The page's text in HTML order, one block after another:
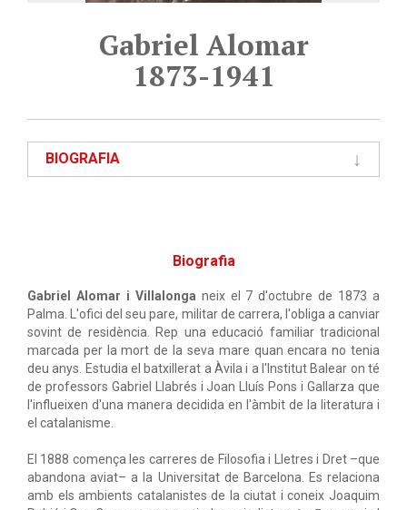
Gabriel Alomar
1873-1941
BIOGRAFIA
Biografia
Gabriel Alomar i Villalonga neix el 7 d'octubre de 1873 a
Palma. L'ofici del seu pare, militar de carrera, l'obliga a canviar
sovint de residència. Rep una educació familiar tradicional
marcada per la mort de la seva mare quan encara no tenia
deu anys. Estudia el batxillerat a Àvila i a l'Institut Balear on té
de professors Gabriel Llabrés i Joan Lluís Pons i Gallarza que
l'influeixen d'una manera decidida en l'àmbit de la literatura i
el catalanisme.
El 1888 comença les carreres de Filosofia i Lletres i Dret –que
abandona aviat– a la Universitat de Barcelona. Es relaciona
amb els ambients catalanistes de la ciutat i coneix Joaquim